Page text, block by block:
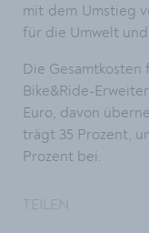
mit dem Umstieg
für die Umwelt
Die
Bike&Ride-
Euro, davon
trägt 35 Prozent,
Prozent bei.